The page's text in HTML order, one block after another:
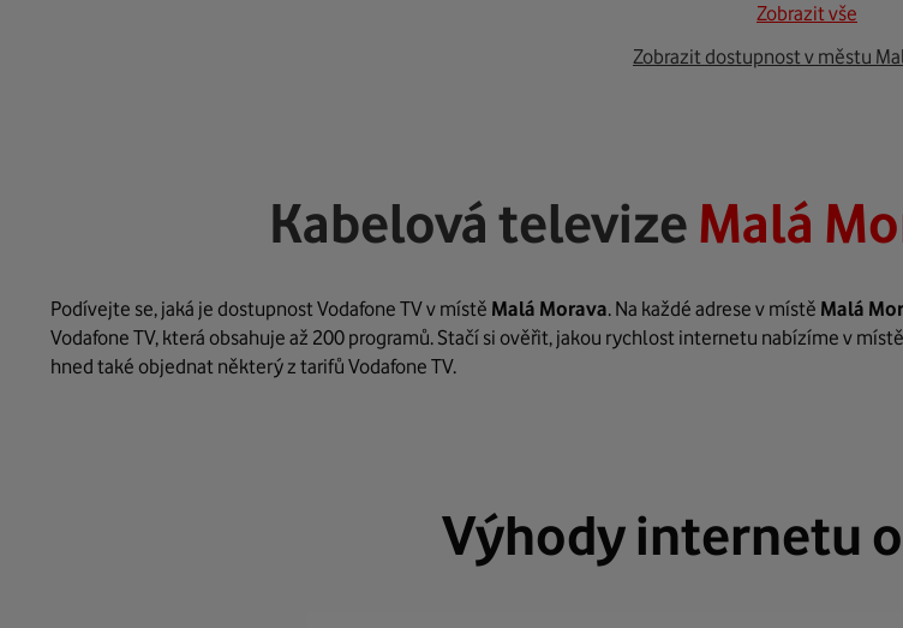
Zobrazit vše
Zobrazit dostupnost v městu
Kabelová televize Malá
Podívejte se, jaká je dostupnost Vodafone TV v místě Malá Morava. Na každé adrese v místě Malá
Vodafone TV, která obsahuje až 200 programů. Stačí si ověřit, jakou rychlost internetu nabízíme v místě
hned také objednat některý z tarifů Vodafone TV.
Výhody internetu